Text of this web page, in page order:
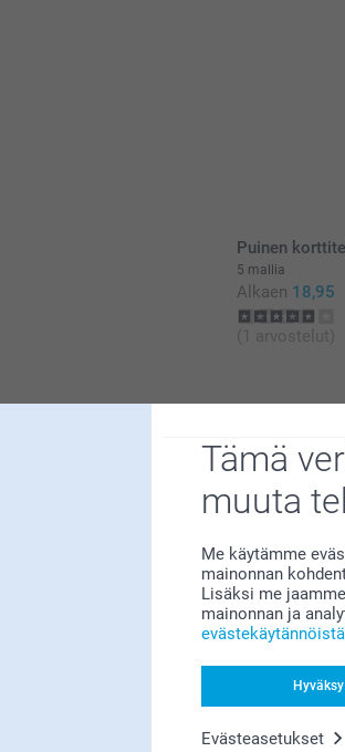
Tämä
muuta
Me käytämme
mainonnan
Lisäksi me
mainonnan ja
Evästeasetukset
Puinen
5 mallia
Alkaen 18,95
(1 arvostelut)
Tyytyväisyystakuu